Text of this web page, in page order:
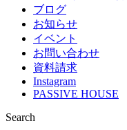
ブログ
お知らせ
イベント
お問い合わせ
資料請求
Instagram
PASSIVE HOUSE
Search